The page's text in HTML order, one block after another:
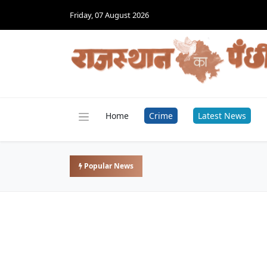
Friday, 07 August 2026
Home Crime Latest News
Popular News